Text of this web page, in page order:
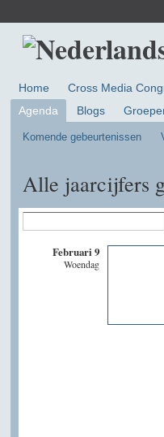
Home Cross Media
Agenda
Blogs
Komende gebeurtenissen
Alle jaarcijfers
Februari 9
Woendag